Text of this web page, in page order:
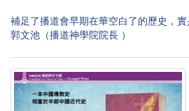
補足了播道會早期在華空白了的歷史，實
郭文池（播道神學院院長 ）